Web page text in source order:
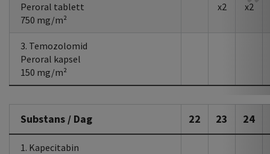
Peroral tablett
750 mg/m²
x2 x2
3. Temozolomid
Peroral kapsel
150 mg/m²
Substans / Dag 22 23 24
1. Kapecitabin